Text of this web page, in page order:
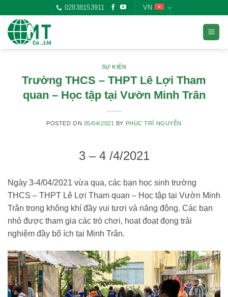
content
02838153911 VN
SỰ KIỆN
Trường THCS – THPT Lê Lợi Tham
quan – Học tập tại Vườn Minh Trân
POSTED ON 05/04/2021 BY PHÚC TRÍ NGUYỄN
3 – 4 /4/2021
Ngày 3-4/04/2021 vừa qua, các bạn học sinh trường
THCS – THPT Lê Lợi Tham quan – Học tập tại Vườn Minh
Trân trong không khí đầy vui tươi và năng động. Các bạn
nhỏ được tham gia các trò chơi, hoạt đoạt đọng trải
nghiệm đầy bổ ích tại Minh Trân.